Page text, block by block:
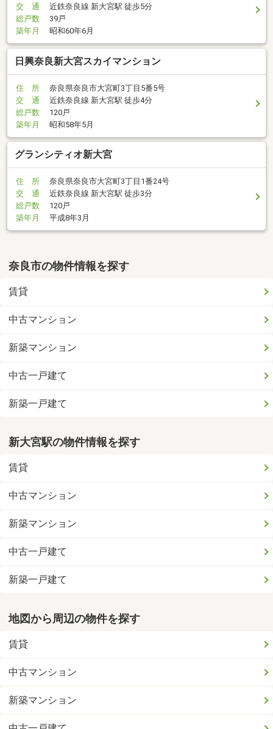
交 通
近鉄奈良線 新大宮駅 徒歩5分
総戸数
39戸
築年月
昭和60年6月
日興奈良新大宮スカイマンション
住 所
奈良県奈良市大宮町3丁目5番5号
交 通
近鉄奈良線 新大宮駅 徒歩4分
総戸数
120戸
築年月
昭和58年5月
グランシティオ新大宮
住 所
奈良県奈良市大宮町3丁目1番24号
交 通
近鉄奈良線 新大宮駅 徒歩3分
総戸数
120戸
築年月
平成8年3月
奈良市の物件情報を探す
賃貸
中古マンション
新築マンション
中古一戸建て
新築一戸建て
新大宮駅の物件情報を探す
賃貸
中古マンション
新築マンション
中古一戸建て
新築一戸建て
地図から周辺の物件を探す
賃貸
中古マンション
新築マンション